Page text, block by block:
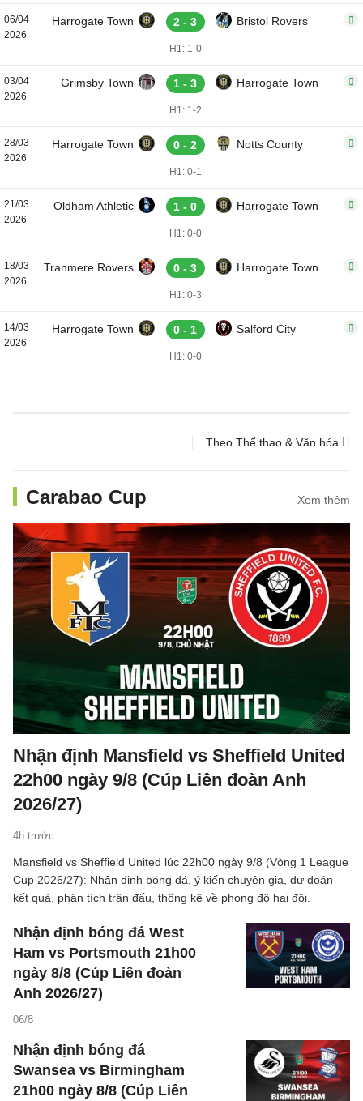
06/04
2026
Harrogate Town 2 - 3 Bristol Rovers
H1: 1-0
03/04
2026
Grimsby Town 1 - 3 Harrogate Town
H1: 1-2
28/03
2026
Harrogate Town 0 - 2 Notts County
H1: 0-1
21/03
2026
Oldham Athletic 1 - 0 Harrogate Town
H1: 0-0
18/03
2026
Tranmere Rovers 0 - 3 Harrogate Town
H1: 0-3
14/03
2026
Harrogate Town 0 - 1 Salford City
H1: 0-0
Theo Thể thao & Văn hóa
Carabao Cup Xem thêm
Nhận định Mansfield vs Sheffield United
22h00 ngày 9/8 (Cúp Liên đoàn Anh
2026/27)
4h trước
Mansfield vs Sheffield United lúc 22h00 ngày 9/8 (Vòng 1 League
Cup 2026/27): Nhận định bóng đá, ý kiến chuyên gia, dự đoán
kết quả, phân tích trận đấu, thống kê về phong độ hai đội.
Nhận định bóng đá West
Ham vs Portsmouth 21h00
ngày 8/8 (Cúp Liên đoàn
Anh 2026/27)
06/8
Nhận định bóng đá
Swansea vs Birmingham
21h00 ngày 8/8 (Cúp Liên